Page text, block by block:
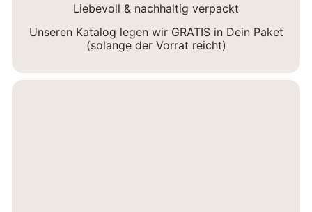
Liebevoll & nachhaltig verpackt
Unseren Katalog legen wir GRATIS in Dein Paket
(solange der Vorrat reicht)